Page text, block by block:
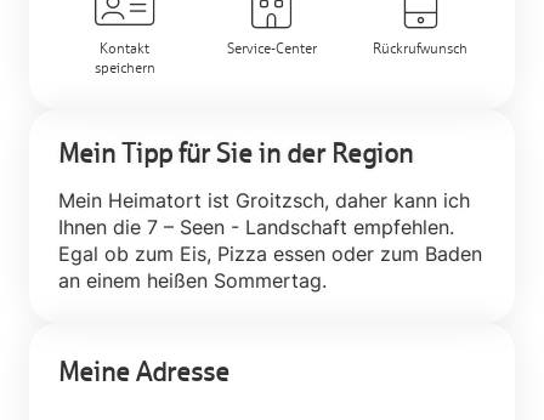
Kontakt
speichern
Service-Center Rückrufwunsch
Mein Tipp für Sie in der Region
Mein Heimatort ist Groitzsch, daher kann ich
Ihnen die 7 – Seen - Landschaft empfehlen.
Egal ob zum Eis, Pizza essen oder zum Baden
an einem heißen Sommertag.
Meine Adresse